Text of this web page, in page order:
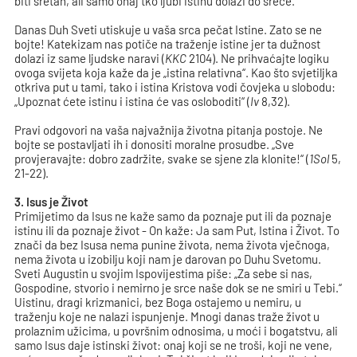
Danas Duh Sveti utiskuje u vaša srca pečat Istine. Zato se ne
bojte! Katekizam nas potiče na traženje istine jer ta dužnost
dolazi iz same ljudske naravi (KKC 2104). Ne prihvaćajte logiku
ovoga svijeta koja kaže da je „istina relativna“. Kao što svjetiljka
otkriva put u tami, tako i istina Kristova vodi čovjeka u slobodu:
„Upoznat ćete istinu i istina će vas osloboditi“ (Iv 8,32).
Pravi odgovori na vaša najvažnija životna pitanja postoje. Ne
bojte se postavljati ih i donositi moralne prosudbe. „Sve
provjeravajte: dobro zadržite, svake se sjene zla klonite!“ (1Sol5,
21-22).
3. Isus je Život
Primijetimo da Isus ne kaže samo da poznaje put ili da poznaje
istinu ili da poznaje život - On kaže: Ja sam Put, Istina i Život. To
znači da bez Isusa nema punine života, nema života vječnoga,
nema života u izobilju koji nam je darovan po Duhu Svetomu.
Sveti Augustin u svojim Ispovijestima piše: „Za sebe si nas,
Gospodine, stvorio i nemirno je srce naše dok se ne smiri u Tebi.“
Uistinu, dragi krizmanici, bez Boga ostajemo u nemiru, u
traženju koje ne nalazi ispunjenje. Mnogi danas traže život u
prolaznim užicima, u površnim odnosima, u moći i bogatstvu, ali
samo Isus daje istinski život: onaj koji se ne troši, koji ne vene,